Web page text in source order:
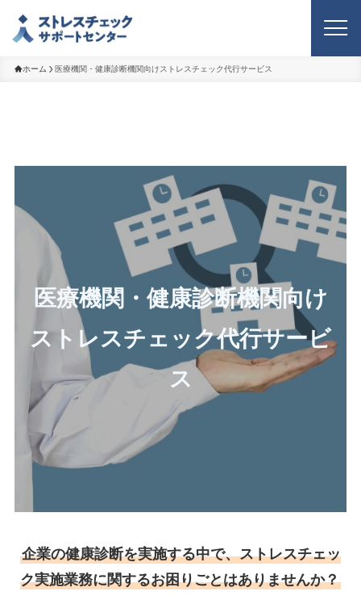
ホーム 医療機関・健康診断機関向けストレスチェック代行サービス
医療機関・健康診断機関向け
ストレスチェック代行サービ
ス
企業の健康診断を実施する中で、ストレスチェッ
ク実施業務に関するお困りごとはありませんか？